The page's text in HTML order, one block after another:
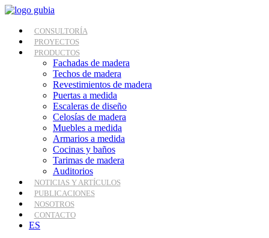
Ir
contenidoCONSULTORÍA
PROYECTOS
PRODUCTOS
Fachadas de madera
Techos de madera
Revestimientos de madera
Puertas a medida
Escaleras de diseño
Celosías de madera
Muebles a medida
Armarios a medida
Cocinas y baños
Tarimas de madera
Auditorios
NOTICIAS Y ARTÍCULOS
PUBLICACIONES
NOSOTROS
CONTACTO
ES